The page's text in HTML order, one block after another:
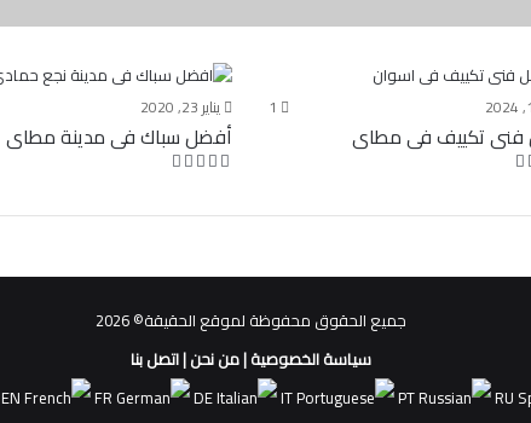
1
تكييف فى مطاى
يناير 23, 2020
أفضل سباك فى مدينة مطاى
جميع الحقوق محفوظة لموقع الحقيقة© 2026
سياسة الخصوصية|من نحن|اتصل بنا
EN FR DE IT PT RU